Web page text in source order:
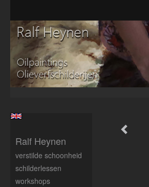
Ralf Heynen
verstilde schoonheid
schilderlessen
workshops